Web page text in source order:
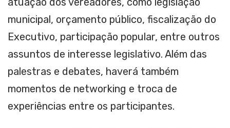
municipal, orçamento público, fiscalização do
Executivo, participação popular, entre outros
assuntos de interesse legislativo. Além das
palestras e debates, haverá também
momentos de networking e troca de
experiências entre os participantes.